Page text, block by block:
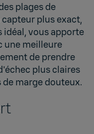
plages de
plus exact,
idéal, vous apporte
une meilleure
de prendre
plus claires
marge douteux.